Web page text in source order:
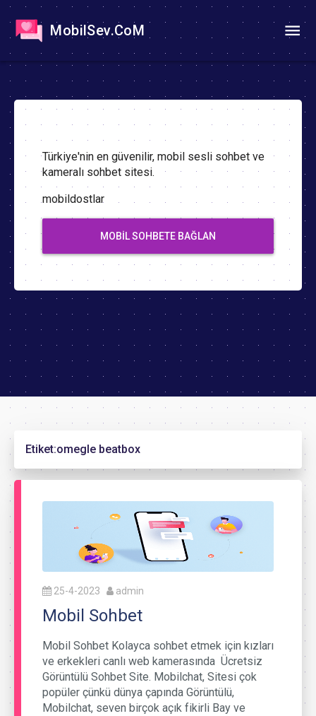
MobilSev.CoM
Türkiye'nin en güvenilir, mobil sesli sohbet ve
kameralı sohbet sitesi.
mobildostlar
MOBIL SOHBETE BAĞLAN
Etiket:omegle beatbox
25-4-2023 admin
Mobil Sohbet
Mobil Sohbet Kolayca sohbet etmek için kızları
ve erkekleri canlı web kamerasında Ücretsiz
Görüntülü Sohbet Site. Mobilchat, Sitesi çok
popüler çünkü dünya çapında Görüntülü,
Mobilchat, seven birçok açık fikirli Bay ve